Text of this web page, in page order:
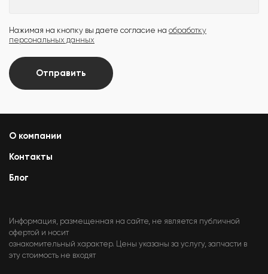
Нажимая на кнопку вы даете согласие на обработку
персональных данных
Отправить
О компании
Контакты
Блог
Информация, размещенная на сайте, не является публичной
офертой и носит
ознакомительный характер. Цены указаны за услугу, запчасти в
эту стоимость не входят